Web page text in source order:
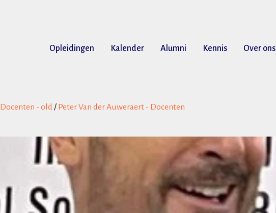
Opleidingen Kalender Alumni Kennis Over ons
Docenten - old/ Peter Van der Auweraert - Docenten